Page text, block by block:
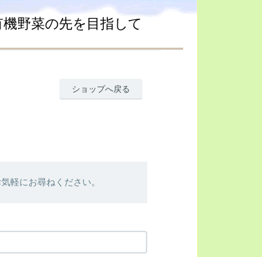
野菜の先を目指して
ショップへ戻る
軽にお尋ねください。